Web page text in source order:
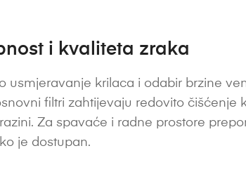
i kvaliteta zraka
usmjeravanje krilaca i odabir brzine
filtri zahtijevaju redovito
Za spavaće i radne prostore
je dostupan.